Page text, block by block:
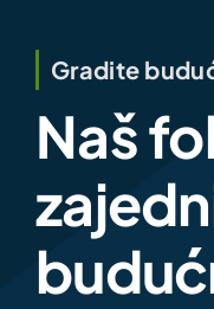
Gradite
Naš